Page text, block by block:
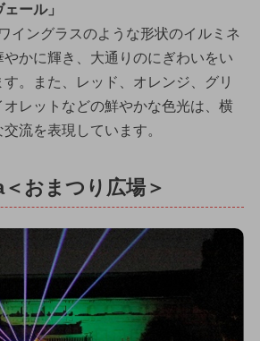
ール」
イングラスのような形状のイルミネ
かに輝き、大通りのにぎわいをい
。また、レッド、オレンジ、グリ
レットなどの鮮やかな色光は、横
流を表現しています。
おまつり広場＞